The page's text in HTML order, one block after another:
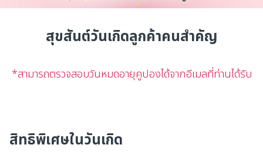
สุขสันต์วันเกิดลูกค้าคนสำคัญ
*สามารถตรวจสอบวันหมดอายุคูปองได้จากอีเมลที่ท่านได้รับ
สิทธิพิเศษในวันเกิด​